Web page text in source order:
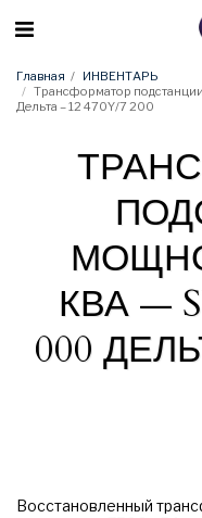
Главная
ИНВЕНТАРЬ
Трансформатор
Дельта – 12 470Y/7 200
КВА —
000
Восстановленный